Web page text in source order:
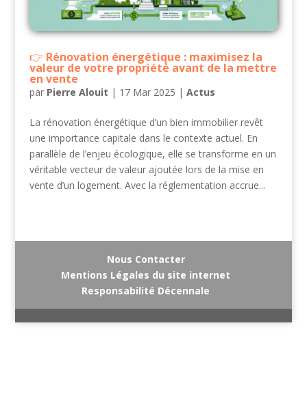
Rénovation énergétique : maximisez la
valeur de votre propriété avant de la mettre
en vente
par Pierre Alouit | 17 Mar 2025 | Actus
La rénovation énergétique d’un bien immobilier revêt
une importance capitale dans le contexte actuel. En
parallèle de l’enjeu écologique, elle se transforme en un
véritable vecteur de valeur ajoutée lors de la mise en
vente d’un logement. Avec la réglementation accrue...
Nous Contacter
Mentions Légales du site internet
Responsabilité Décennale